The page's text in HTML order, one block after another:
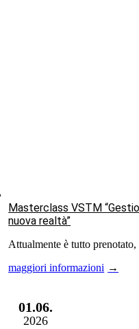
Masterclass VSTM
nuova realtà”
Attualmente è tutto
maggiori informazioni
01.06.
2026